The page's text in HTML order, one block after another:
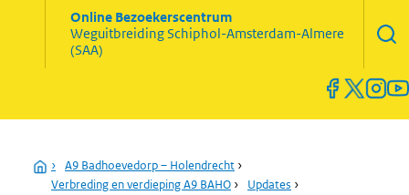
Online Bezoekerscentrum
WeguitbreidingSchiphol-Amsterdam-Almere
(SAA)
Home
› A9 Badhoevedorp – Holendrecht ›
Verbreding en verdieping A9 BAHO › Updates ›